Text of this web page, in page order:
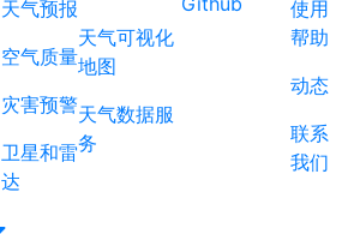
天气预报
空气质量
灾害预警
卫星和雷
达
天气可视化
地图
天气数据服
务
使用
帮助
动态
联系
我们